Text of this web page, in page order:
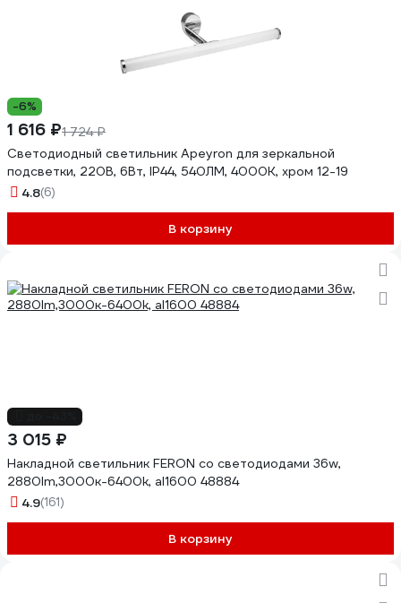
-6%
1 616 ₽1 724 ₽
Светодиодный светильник Apeyron для зеркальной
подсветки, 220В, 6Вт, IP44, 540ЛМ, 4000К, хром 12-19
4.8(6)
В корзину
3 015 ₽
Накладной светильник FERON со светодиодами 36w,
2880lm,3000к-6400k, al1600 48884
4.9(161)
В корзину